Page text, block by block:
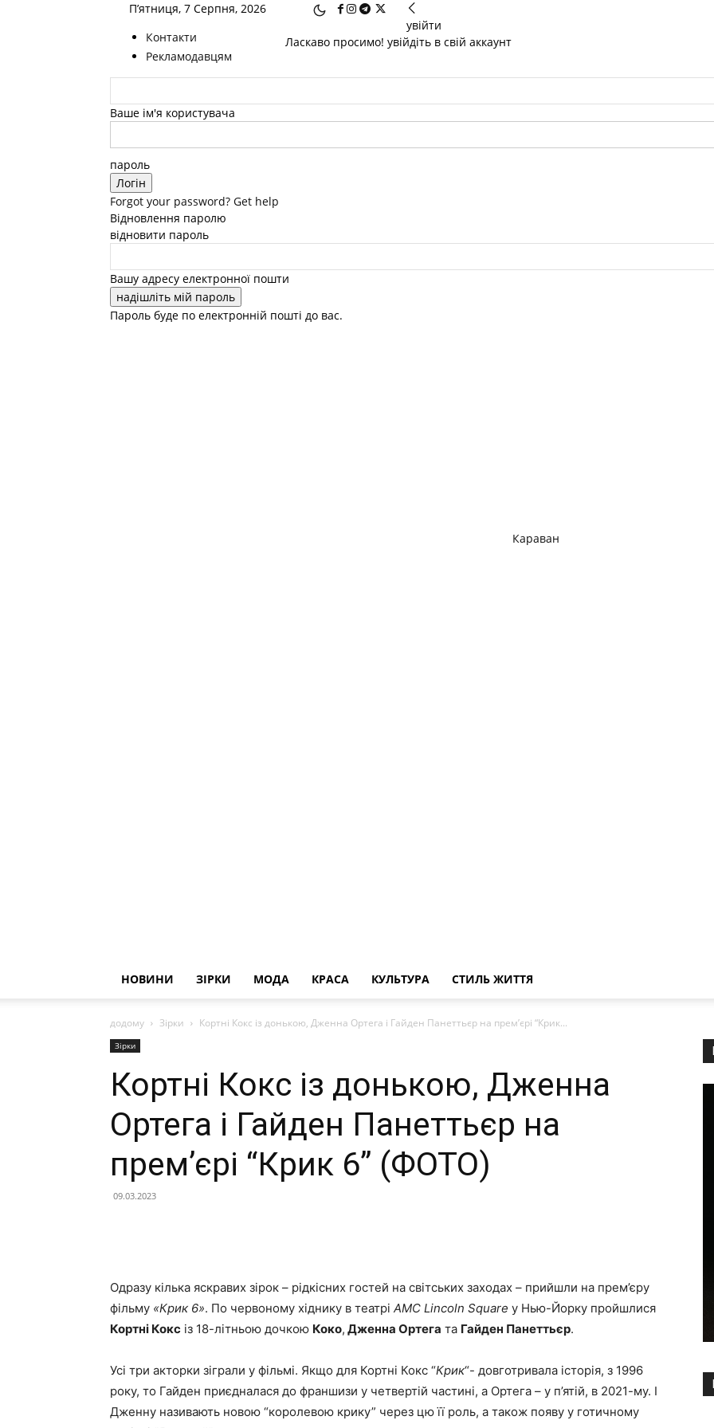
П’ятниця, 7 Серпня, 2026
Контакти
Рекламодавцям
увійти
Ласкаво просимо! увійдіть в свій аккаунт
Ваше ім'я користувача
пароль
Forgot your password? Get help
Відновлення паролю
відновити пароль
Вашу адресу електронної пошти
Пароль буде по електронній пошті до вас.
Караван
НОВИНИ ЗІРКИ МОДА КРАСА КУЛЬТУРА СТИЛЬ ЖИТТЯ
додому Зірки Кортні Кокс із донькою, Дженна Ортега і Гайден Панеттьєр на прем’єрі “Крик...
Зірки
Кортні Кокс із донькою, Дженна
Ортега і Гайден Панеттьєр на
прем’єрі “Крик 6” (ФОТО)
09.03.2023
Одразу кілька яскравих зірок – рідкісних гостей на світських заходах – прийшли на прем’єру
фільму «Крик 6». По червоному хіднику в театрі AMC Lincoln Square у Нью-Йорку пройшлися
Кортні Кокс із 18-літньою дочкою Коко, Дженна Ортега та Гайден Панеттьєр.
Усі три акторки зіграли у фільмі. Якщо для Кортні Кокс “Крик“- довготривала історія, з 1996
року, то Гайден приєдналася до франшизи у четвертій частині, а Ортега – у п’ятій, в 2021-му. І
Дженну називають новою “королевою крику” через цю її роль, а також появу у готичному